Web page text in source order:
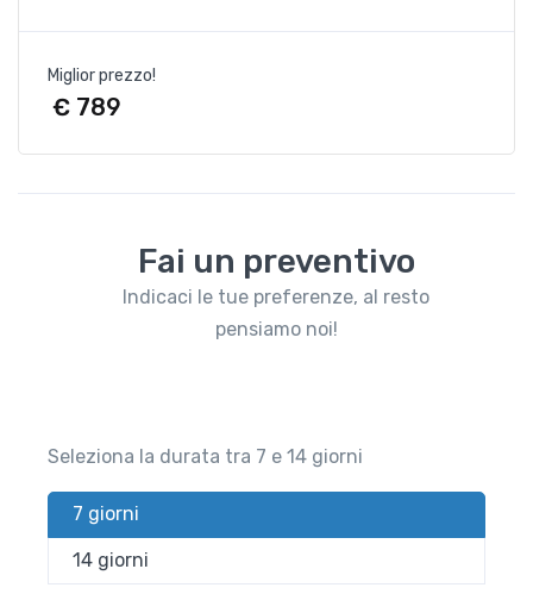
Miglior prezzo!
€ 789
Fai un preventivo
Indicaci le tue preferenze, al resto
pensiamo noi!
Seleziona la durata tra 7 e 14 giorni
7 giorni
14 giorni